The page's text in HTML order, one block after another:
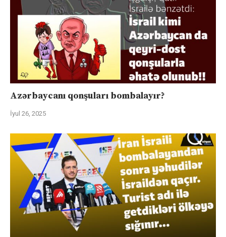
Azərbaycanı qonşuları bombalayır?
İyul 26, 2025